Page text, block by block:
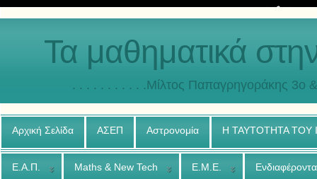
Τα μαθηματικά
. . . . . . . . . . .Μίλτος Παπαγρηγοράκης 3o
Αρχική Σελίδα ΑΣΕΠ Αστρονομία Η ΤΑΥΤΟΤΗΤΑ ΤΟΥ
Ε.Α.Π. Maths & New Tech Ε.Μ.Ε.